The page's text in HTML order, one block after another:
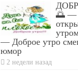
🌅 —
— Доброе утро
юмор
2 недели назад